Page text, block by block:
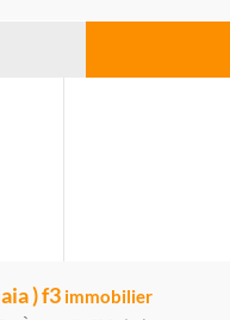
) f3 immobilier